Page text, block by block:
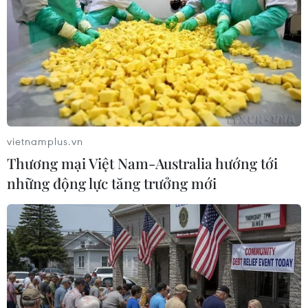
(Vietnam+)
#Du học Hungary
#Người Việt tại Hungary
#Trí thức Việt ở nước ngoài
#Quan hệ Hung Việt
vietnamplus.vn
Thương mại Việt Nam-Australia hướng tới
những động lực tăng trưởng mới